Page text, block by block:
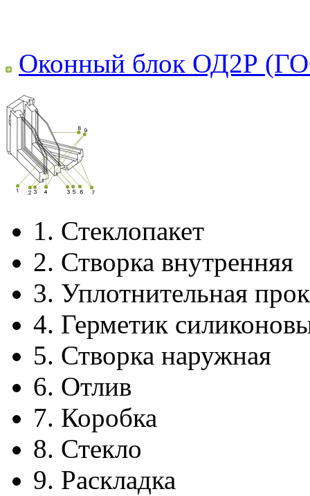
Оконный блок ОД2Р
1. Стеклопакет
2. Створка внутренняя
3. Уплотнительная
4. Герметик
5. Створка наружная
6. Отлив
7. Коробка
8. Стекло
9. Раскладка